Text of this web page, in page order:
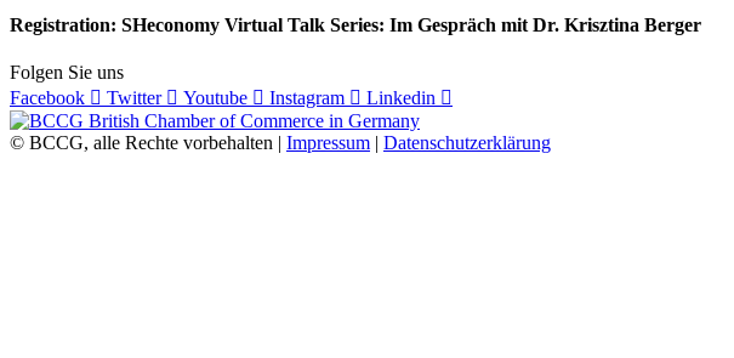
Registration: SHeconomy Virtual Talk Series: Im Gespräch mit Dr. Krisztina Berger
Folgen Sie uns
Facebook
Twitter Youtube Instagram Linkedin
© BCCG, alle Rechte vorbehalten | Impressum | Datenschutzerklärung